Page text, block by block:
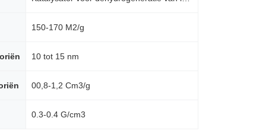
150-170 M2/g
10 tot 15 nm
00,8-1,2 Cm3/g
0.3-0.4 G/cm3